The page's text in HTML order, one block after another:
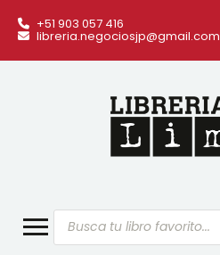
+51 903 057 416
libreria.negociosjp@gmail.com
Búsqueda
de
productos